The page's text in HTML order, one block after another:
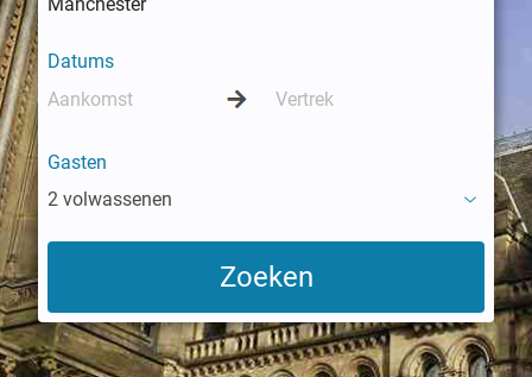
Datums
Gasten
2 volwassenen